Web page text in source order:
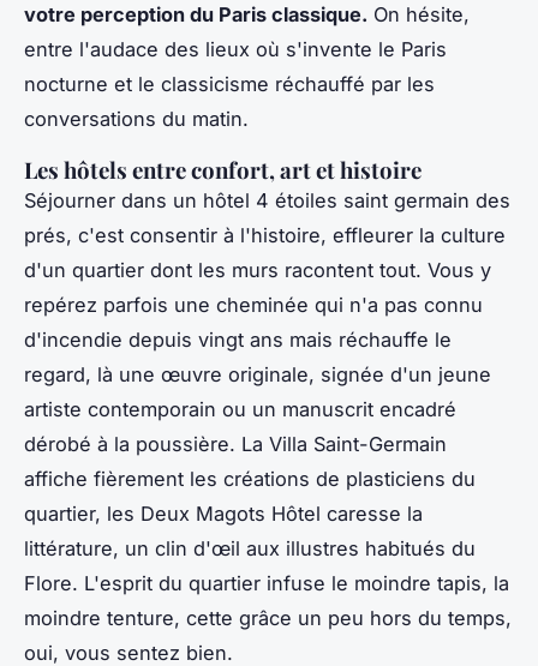
votre perception du Paris classique. On hésite,
entre l'audace des lieux où s'invente le Paris
nocturne et le classicisme réchauffé par les
conversations du matin.
Les hôtels entre confort, art et histoire
Séjourner dans un hôtel 4 étoiles saint germain des
prés, c'est consentir à l'histoire, effleurer la culture
d'un quartier dont les murs racontent tout. Vous y
repérez parfois une cheminée qui n'a pas connu
d'incendie depuis vingt ans mais réchauffe le
regard, là une œuvre originale, signée d'un jeune
artiste contemporain ou un manuscrit encadré
dérobé à la poussière. La Villa Saint-Germain
affiche fièrement les créations de plasticiens du
quartier, les Deux Magots Hôtel caresse la
littérature, un clin d'œil aux illustres habitués du
Flore. L'esprit du quartier infuse le moindre tapis, la
moindre tenture, cette grâce un peu hors du temps,
oui, vous sentez bien.